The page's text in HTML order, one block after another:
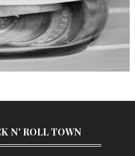
N' ROLL TOWN